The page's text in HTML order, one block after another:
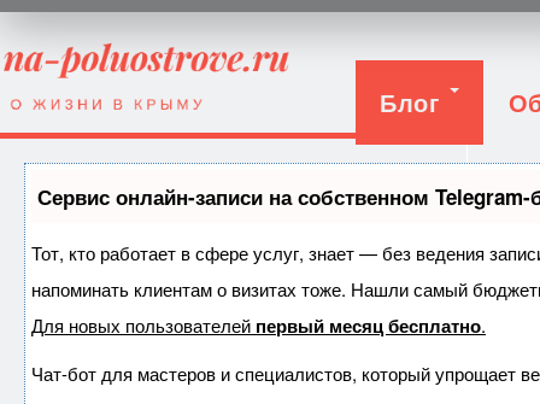
Блог
Вход
Сервис онлайн-записи на собственном Telegram-
Тот, кто работает в сфере услуг, знает — без ведения
напоминать клиентам о визитах тоже. Нашли самый
Для новых пользователей первый месяц бесплатно.
Чат-бот для мастеров и специалистов, который упрощает